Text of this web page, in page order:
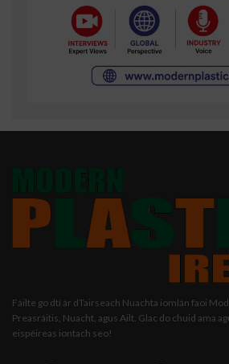
Fáilte go dtí ár dTairseach Nuachta iomlán faoi
Preasráitis, Nuacht, agus Ailt. Glac do chuid ama
eispéireas iontach seo!